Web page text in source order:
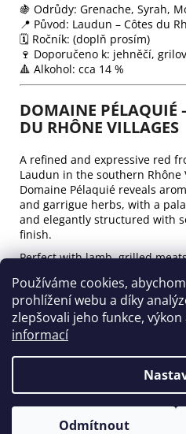
Používáme cookies,
prohlížení webu a díky
zlepšovali jeho funkce,
informací
Odmítnout
🍇 Odrůdy: Grenache, Syrah,
📍 Původ: Laudun – Côtes du
🗓️ Ročník: (doplň prosím)
🍷 Doporučeno k: jehněčí,
🔺 Alkohol: cca 14 %
DOMAINE PÉLAQUIÉ
DU RHÔNE VILLAGES
A refined and expressive red
Laudun in the southern Rhône
Domaine Pélaquié reveals
and garrigue herbs, with a
and elegantly structured with
finish.
Perfect with lamb, grilled
🍇 Grapes: Grenache, Syrah,
📍 Origin: Laudun – Côtes du
🗓️ Vintage: (please confirm)
🍷 Pairing: lamb, grilled meats,
🔺 Alcohol: approx. 14%
Copyright 2026CHÂTEAU
Všechna